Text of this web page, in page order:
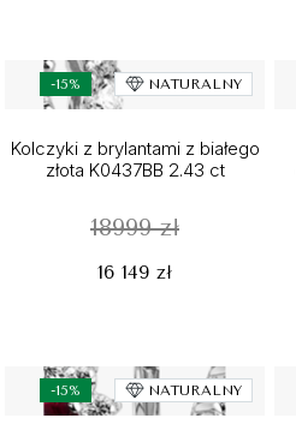
-15% NATURALNY
Kolczyki z brylantami z białego
złota K0437BB 2.43 ct
18999 zł
16 149 zł
-15% NATURALNY